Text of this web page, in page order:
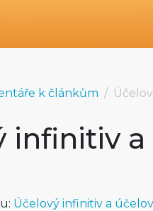
k článkům
infinitiv a
Účelový infinitiv a